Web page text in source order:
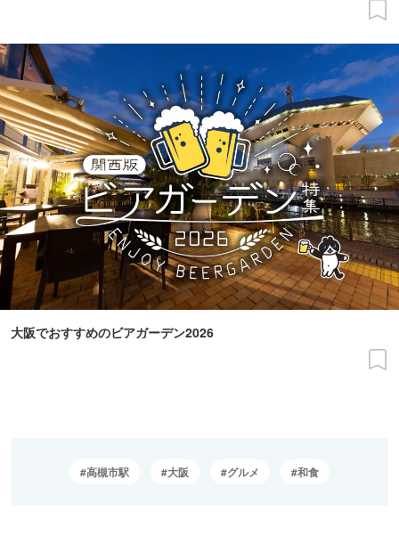
大阪でおすすめのビアガーデン2026
高槻市駅 大阪 グルメ 和食